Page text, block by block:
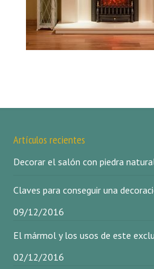
Artículos recientes
Decorar el salón con piedra
Claves para conseguir una
09/12/2016
El mármol y los usos de este
02/12/2016